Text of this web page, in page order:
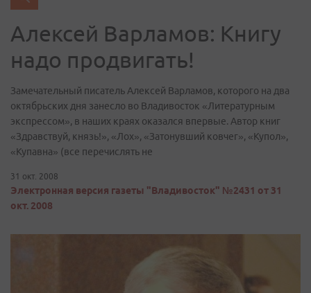
Алексей Варламов: Книгу
надо продвигать!
Замечательный писатель Алексей Варламов, которого на два
октябрьских дня занесло во Владивосток «Литературным
экспрессом», в наших краях оказался впервые. Автор книг
«Здравствуй, князь!», «Лох», «Затонувший ковчег», «Купол»,
«Купавна» (все перечислять не
31 окт. 2008
Электронная версия газеты "Владивосток" №2431 от 31
окт. 2008